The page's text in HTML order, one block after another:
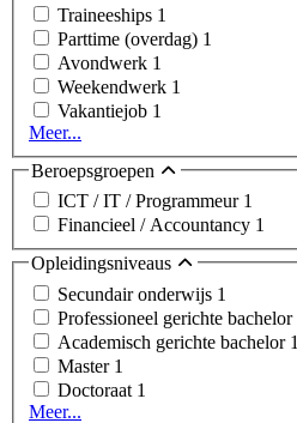
Traineeships 1
Parttime (overdag) 1
Avondwerk 1
Weekendwerk 1
Vakantiejob 1
Meer...
Beroepsgroepen
ICT / IT / Programmeur 1
Financieel / Accountancy 1
Opleidingsniveaus
Secundair onderwijs 1
Professioneel gerichte bachelor
Academisch gerichte bachelor 1
Master 1
Doctoraat 1
Meer...